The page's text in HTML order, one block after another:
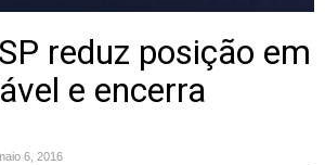
reduz posição em
e encerra
6, 2016